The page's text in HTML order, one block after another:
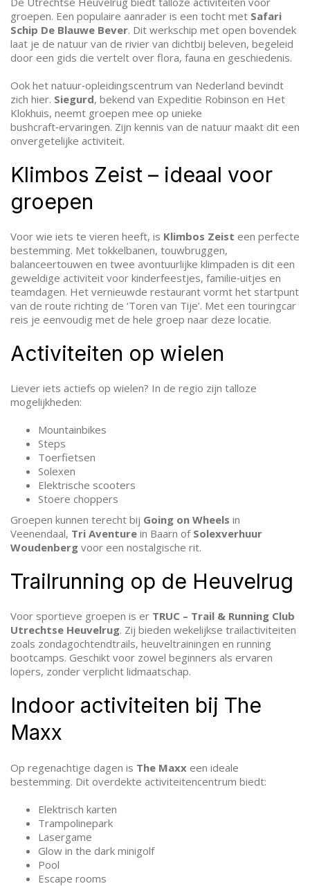
groepen. Een populaire aanrader is een tocht met Safari
Schip De Blauwe Bever. Dit werkschip met open bovendek
laat je de natuur van de rivier van dichtbij beleven, begeleid
door een gids die vertelt over flora, fauna en geschiedenis.
Ook het natuur‑opleidingscentrum van Nederland bevindt
zich hier. Siegurd, bekend van Expeditie Robinson en Het
Klokhuis, neemt groepen mee op unieke
bushcraft‑ervaringen. Zijn kennis van de natuur maakt dit een
onvergetelijke activiteit.
Klimbos Zeist – ideaal voor
groepen
Voor wie iets te vieren heeft, is Klimbos Zeist een perfecte
bestemming. Met tokkelbanen, touwbruggen,
balanceertouwen en twee avontuurlijke klimpaden is dit een
geweldige activiteit voor kinderfeestjes, familie‑uitjes en
teamdagen. Het vernieuwde restaurant vormt het startpunt
van de route richting de ‘Toren van Tije’. Met een touringcar
reis je eenvoudig met de hele groep naar deze locatie.
Activiteiten op wielen
Liever iets actiefs op wielen? In de regio zijn talloze
mogelijkheden:
Mountainbikes
Steps
Toerfietsen
Solexen
Elektrische scooters
Stoere choppers
Groepen kunnen terecht bij Going on Wheels in
Veenendaal, Tri Aventure in Baarn of Solexverhuur
Woudenberg voor een nostalgische rit.
Trailrunning op de Heuvelrug
Voor sportieve groepen is er TRUC – Trail & Running Club
Utrechtse Heuvelrug. Zij bieden wekelijkse trailactiviteiten
zoals zondagochtendtrails, heuveltrainingen en running
bootcamps. Geschikt voor zowel beginners als ervaren
lopers, zonder verplicht lidmaatschap.
Indoor activiteiten bij The
Maxx
Op regenachtige dagen is The Maxx een ideale
bestemming. Dit overdekte activiteitencentrum biedt:
Elektrisch karten
Trampolinepark
Lasergame
Glow in the dark minigolf
Pool
Escape rooms